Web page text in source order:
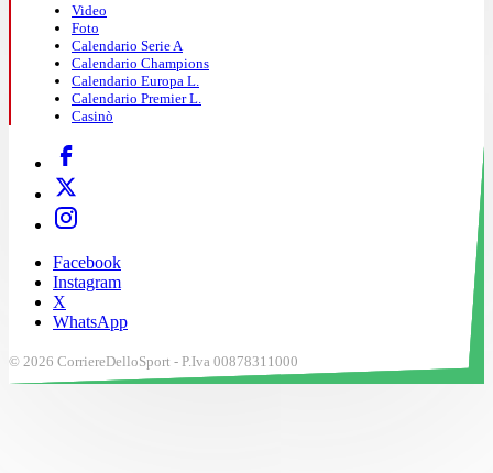
Video
Foto
Calendario Serie A
Calendario Champions
Calendario Europa L.
Calendario Premier L.
Casinò
Facebook
Instagram
X
WhatsApp
© 2026 CorriereDelloSport - P.Iva 00878311000